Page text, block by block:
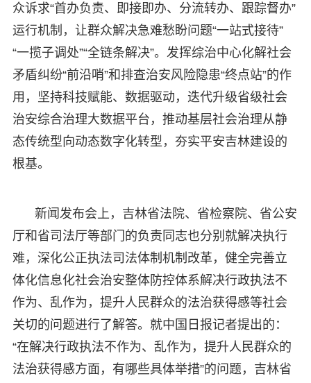
众诉求“首办负责、即接即办、分流转办、跟踪督办”
运行机制，让群众解决急难愁盼问题“一站式接待”
“一揽子调处”“全链条解决”。发挥综治中心化解社会
矛盾纠纷“前沿哨”和排查治安风险隐患“终点站”的作
用，坚持科技赋能、数据驱动，迭代升级省级社会
治安综合治理大数据平台，推动基层社会治理从静
态传统型向动态数字化转型，夯实平安吉林建设的
根基。
新闻发布会上，吉林省法院、省检察院、省公安
厅和省司法厅等部门的负责同志也分别就解决执行
难，深化公正执法司法体制机制改革，健全完善立
体化信息化社会治安整体防控体系解决行政执法不
作为、乱作为，提升人民群众的法治获得感等社会
关切的问题进行了解答。就中国日报记者提出的：
“在解决行政执法不作为、乱作为，提升人民群众的
法治获得感方面，有哪些具体举措”的问题，吉林省